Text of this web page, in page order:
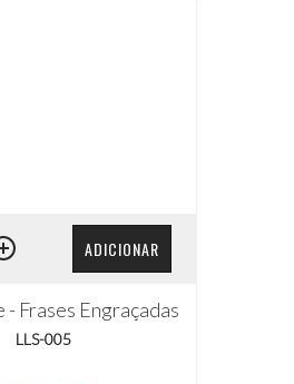
ADICIONAR
- Frases Engraçadas
LLS-005